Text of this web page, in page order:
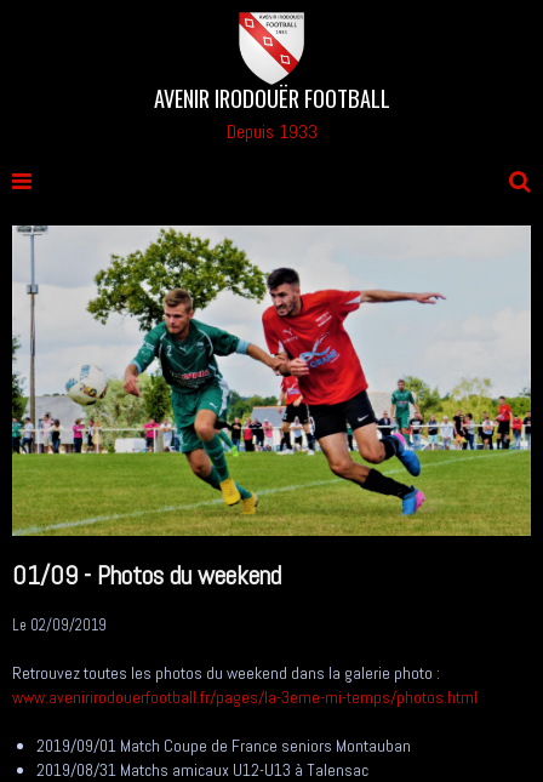
AVENIR IRODOUËR FOOTBALL
Depuis 1933
01/09 - Photos du weekend
Le 02/09/2019
Retrouvez toutes les photos du weekend dans la galerie photo :
www.avenirirodouerfootball.fr/pages/la-3eme-mi-temps/photos.html
2019/09/01 Match Coupe de France seniors Montauban
2019/08/31 Matchs amicaux U12-U13 à Talensac